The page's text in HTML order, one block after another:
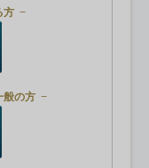
方
般の方